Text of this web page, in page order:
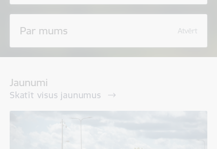
Par mums Atvērt
Jaunumi
Skatīt visus jaunumus